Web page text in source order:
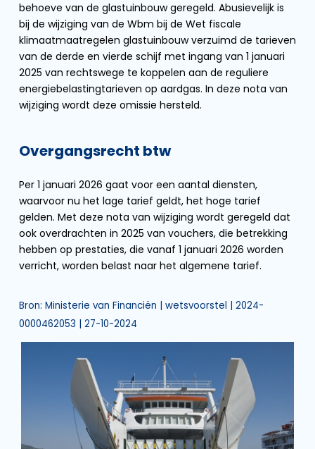
behoeve van de glastuinbouw geregeld. Abusievelijk is
bij de wijziging van de Wbm bij de Wet fiscale
klimaatmaatregelen glastuinbouw verzuimd de tarieven
van de derde en vierde schijf met ingang van 1 januari
2025 van rechtswege te koppelen aan de reguliere
energiebelastingtarieven op aardgas. In deze nota van
wijziging wordt deze omissie hersteld.
Overgangsrecht btw
Per 1 januari 2026 gaat voor een aantal diensten,
waarvoor nu het lage tarief geldt, het hoge tarief
gelden. Met deze nota van wijziging wordt geregeld dat
ook overdrachten in 2025 van vouchers, die betrekking
hebben op prestaties, die vanaf 1 januari 2026 worden
verricht, worden belast naar het algemene tarief.
Bron: Ministerie van Financiën | wetsvoorstel | 2024-
0000462053 | 27-10-2024